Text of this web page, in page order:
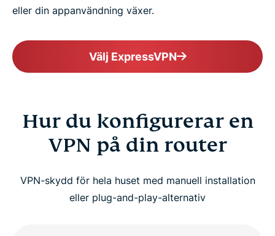
eller din appanvändning växer.
Välj ExpressVPN
Hur du konfigurerar en
VPN på din router
VPN-skydd för hela huset med manuell installation
eller plug-and-play-alternativ